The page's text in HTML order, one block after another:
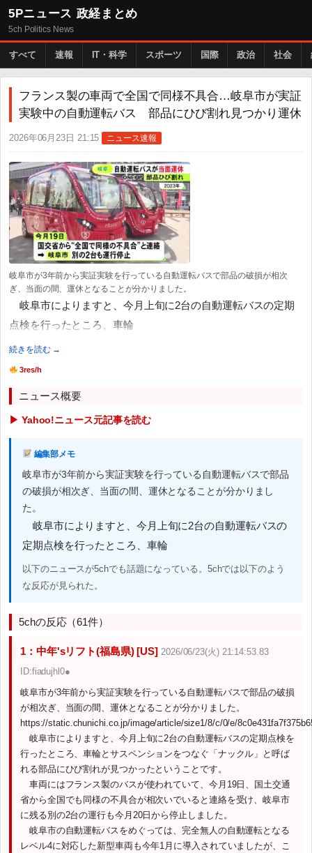
5Pニュース 政経まとめ
5ch Politics News
すべて 速報 IT・科学 スポーツ 国際 政治 社会
フランス製の車両で全国で同様不具合…岐阜市が実証
実験中の自動運転バス 部品にひび割れ見つかり運休
2026年06月23日 21:15 ニュース速報
岐阜市が3年前から実証実験を行っている自動運転バスで部品の破損が相次
ぎ、当面の間、運休となることが分かりました。
岐阜市によりますと、今月上旬に2台の自動運転バスの定期
点検を行ったところ、車輪
続きを読む →
3res/h
ニュース概要
▶ Yahoo!ニュース元記事を読む
編集部メモ
岐阜市が3年前から実証実験を行っている自動運転バスで部品
の破損が相次ぎ、当面の間、運休となることが分かりまし
た。
岐阜市によりますと、今月上旬に2台の自動運転バスの
定期点検を行ったところ、車輪
以下のニュースが5chでも話題になっている。5chでは以下のよう
な反応が見られた。
5chの反応（61件）
1：中年'sリフト(福島県) [US] 2026/06/23(火) 21:14:53.83
ID:fiadujhl0●
岐阜市が3年前から実証実験を行っている自動運転バスで部品の破損
が相次ぎ、当面の間、運休となることが分かりました。
https://static.chunichi.co.jp/image/article/size1/8/c/0/e/
岐阜市によりますと、今月上旬に2台の自動運転バスの定期点検を
行ったところ、車輪とサスペンションをつなぐ「ナックル」と呼ば
れる部品にひび割れが見つかったということです。
車両にはフランス製のバスが使われていて、今月19日、国土交通
省から全国でも同様の不具合が相次いでいると連絡を受け、岐阜市
に残る別の2台の運行も今月20日から停止しました。
岐阜市の自動運転バスをめぐっては、完全無人の自動運転となる
レベル4に対応した新型車両も今年1月に導入されていましたが、こ